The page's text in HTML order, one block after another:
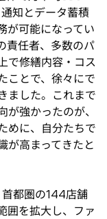
知とデータ蓄積
が可能になってい
責任者、多数のパ
で修繕内容・コス
ことで、徐々にで
ました。これまで
強かったのが、
めに、自分たちで
が高まってきたと
都圏の144店舗
囲を拡大し、ファ